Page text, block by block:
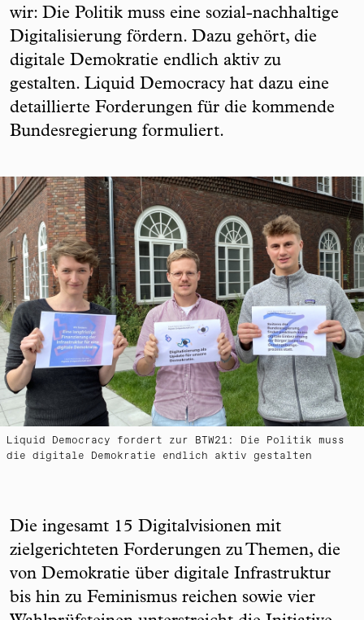
wir: Die Politik muss eine sozial-nachhaltige
Digitalisierung fördern. Dazu gehört, die
digitale Demokratie endlich aktiv zu
gestalten. Liquid Democracy hat dazu eine
detaillierte Forderungen für die kommende
Bundesregierung formuliert.
Liquid Democracy fordert zur BTW21: Die Politik muss
die digitale Demokratie endlich aktiv gestalten
Die ingesamt 15 Digitalvisionen mit
zielgerichteten Forderungen zu Themen, die
von Demokratie über digitale Infrastruktur
bis hin zu Feminismus reichen sowie vier